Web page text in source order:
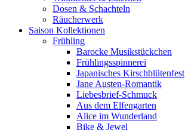
Dosen & Schachteln
Räucherwerk
Saison Kollektionen
Frühling
Barocke Musikstückchen
Frühlingsspinnerei
Japanisches Kirschblütenfest
Jane Austen-Romantik
Liebesbrief-Schmuck
Aus dem Elfengarten
Alice im Wunderland
Bike & Jewel